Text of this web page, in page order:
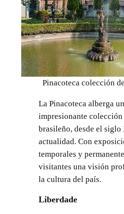
Pinacoteca colección
La Pinacoteca alberga
impresionante colección
brasileño, desde el siglo
actualidad. Con
temporales y
visitantes una visión
la cultura del país.
Liberdade